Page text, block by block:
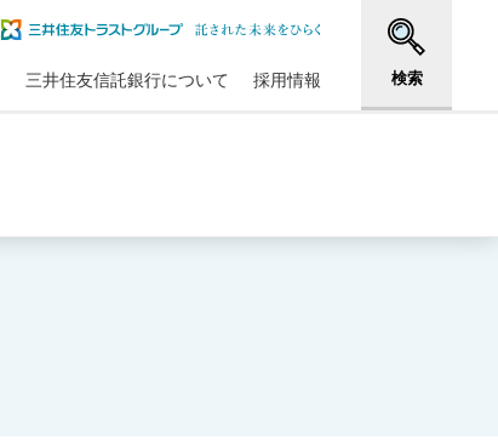
検索
三井住友信託銀行について 採用情報